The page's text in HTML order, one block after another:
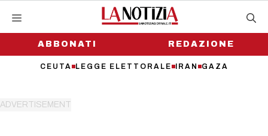
contenutoABBONATI
CEUTA LEGGE ELETTORALE IRAN GAZA
REDAZIONE